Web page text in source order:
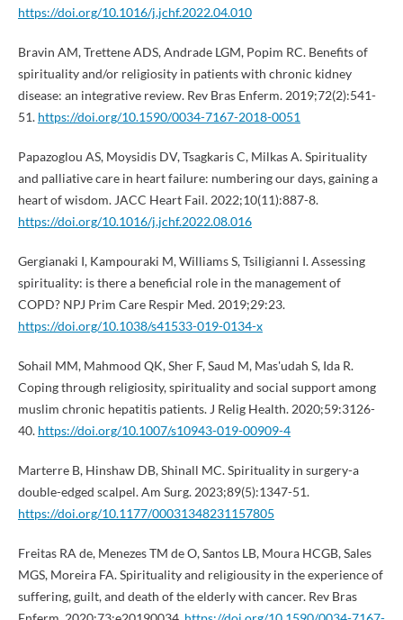
https://doi.org/10.1016/j.jchf.2022.04.010
Bravin AM, Trettene ADS, Andrade LGM, Popim RC. Benefits of
spirituality and/or religiosity in patients with chronic kidney
disease: an integrative review. Rev Bras Enferm. 2019;72(2):541-
51. https://doi.org/10.1590/0034-7167-2018-0051
Papazoglou AS, Moysidis DV, Tsagkaris C, Milkas A. Spirituality
and palliative care in heart failure: numbering our days, gaining a
heart of wisdom. JACC Heart Fail. 2022;10(11):887-8.
https://doi.org/10.1016/j.jchf.2022.08.016
Gergianaki I, Kampouraki M, Williams S, Tsiligianni I. Assessing
spirituality: is there a beneficial role in the management of
COPD? NPJ Prim Care Respir Med. 2019;29:23.
https://doi.org/10.1038/s41533-019-0134-x
Sohail MM, Mahmood QK, Sher F, Saud M, Mas'udah S, Ida R.
Coping through religiosity, spirituality and social support among
muslim chronic hepatitis patients. J Relig Health. 2020;59:3126-
40. https://doi.org/10.1007/s10943-019-00909-4
Marterre B, Hinshaw DB, Shinall MC. Spirituality in surgery-a
double-edged scalpel. Am Surg. 2023;89(5):1347-51.
https://doi.org/10.1177/00031348231157805
Freitas RA de, Menezes TM de O, Santos LB, Moura HCGB, Sales
MGS, Moreira FA. Spirituality and religiousity in the experience of
suffering, guilt, and death of the elderly with cancer. Rev Bras